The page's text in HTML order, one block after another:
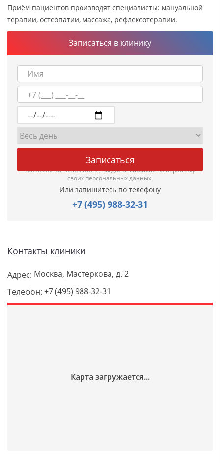
Приём пациентов производят специалисты: мануальной
терапии, остеопатии, массажа, рефлексотерапии.
Записаться в клинику
Нажимая на "Отправить", вы даетесогласиена обработку
своих персональных данных.
Или запишитесь по телефону
+7 (495) 988-32-31
Контакты клиники
Адрес: Москва, Мастеркова, д. 2
Телефон: +7 (495) 988-32-31